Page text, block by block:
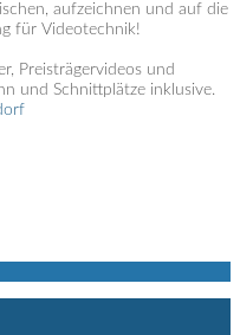
aufzeichnen und auf die
für Videotechnik!
Preisträgervideos und
und Schnittplätze inklusive.